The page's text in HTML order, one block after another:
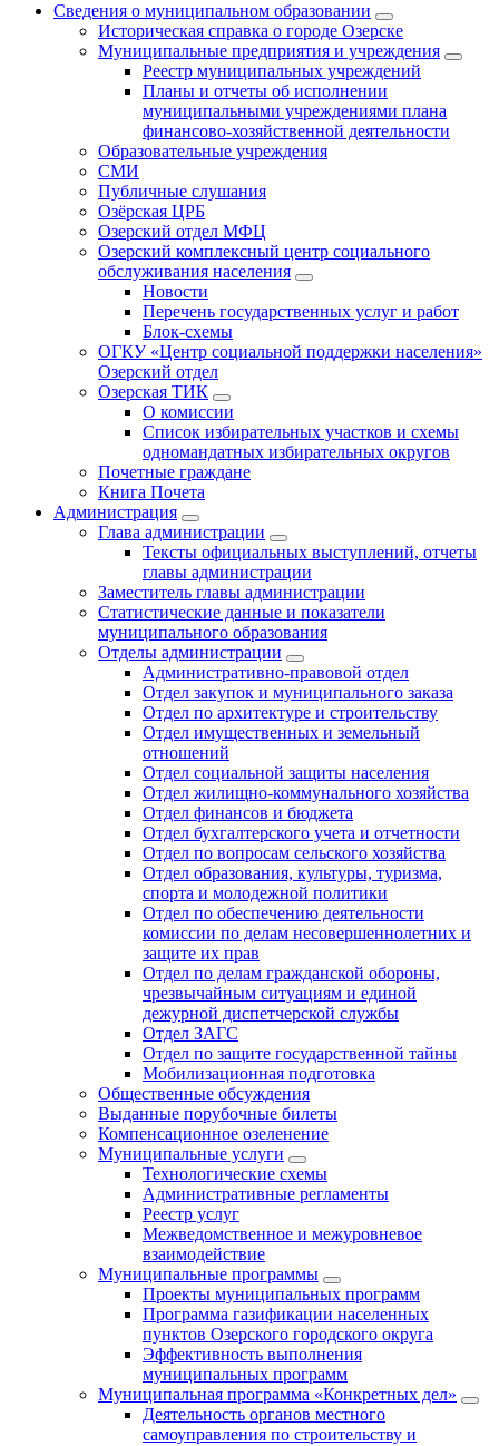
Сведения о муниципальном образовании
Историческая справка о городе Озерске
Муниципальные предприятия и учреждения
Реестр муниципальных учреждений
Планы и отчеты об исполнении
муниципальными учреждениями плана
финансово-хозяйственной деятельности
Образовательные учреждения
СМИ
Публичные слушания
Озёрская ЦРБ
Озерский отдел МФЦ
Озерский комплексный центр социального
обслуживания населения
Новости
Перечень государственных услуг и работ
Блок-схемы
ОГКУ «Центр социальной поддержки населения»
Озерский отдел
Озерская ТИК
О комиссии
Список избирательных участков и схемы
одномандатных избирательных округов
Почетные граждане
Книга Почета
Администрация
Глава администрации
Тексты официальных выступлений, отчеты
главы администрации
Заместитель главы администрации
Статистические данные и показатели
муниципального образования
Отделы администрации
Административно-правовой отдел
Отдел закупок и муниципального заказа
Отдел по архитектуре и строительству
Отдел имущественных и земельный
отношений
Отдел социальной защиты населения
Отдел жилищно-коммунального хозяйства
Отдел финансов и бюджета
Отдел бухгалтерского учета и отчетности
Отдел по вопросам сельского хозяйства
Отдел образования, культуры, туризма,
спорта и молодежной политики
Отдел по обеспечению деятельности
комиссии по делам несовершеннолетних и
защите их прав
Отдел по делам гражданской обороны,
чрезвычайным ситуациям и единой
дежурной диспетчерской службы
Отдел ЗАГС
Отдел по защите государственной тайны
Мобилизационная подготовка
Общественные обсуждения
Выданные порубочные билеты
Компенсационное озеленение
Муниципальные услуги
Технологические схемы
Административные регламенты
Реестр услуг
Межведомственное и межуровневое
взаимодействие
Муниципальные программы
Проекты муниципальных программ
Программа газификации населенных
пунктов Озерского городского округа
Эффективность выполнения
муниципальных программ
Муниципальная программа «Конкретных дел»
Деятельность органов местного
самоуправления по строительству и